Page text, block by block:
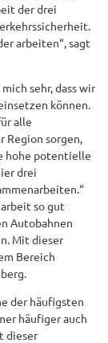
der drei
arbeiten“, sagt
sehr, dass wir
können.
alle
Region sorgen,
hohe potentielle
drei
so gut
Autobahnen
Mit dieser
Bereich
der häufigsten
häufiger auch
dieser